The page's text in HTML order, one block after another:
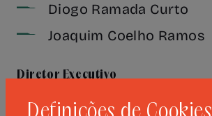
Diogo Ramada Curto
Joaquim Coelho Ramos
Diretor Executivo